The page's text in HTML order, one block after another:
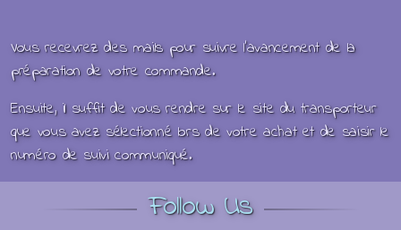
Vous recevrez des mails pour suivre l'avancement de la
préparation de votre commande.
Ensuite, il suffit de vous rendre sur le site du transporteur
que vous avez sélectionné lors de votre achat et de saisir le
numéro de suivi communiqué.
Follow Us